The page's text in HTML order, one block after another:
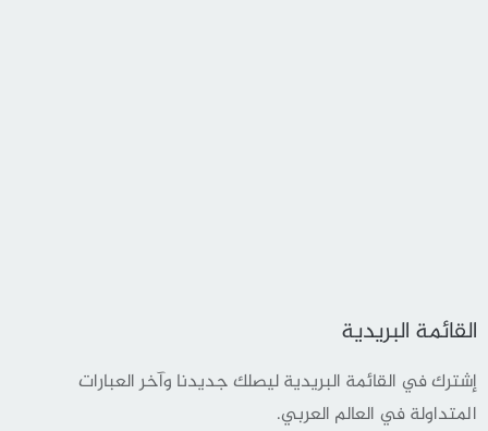
القائمة البريدية
إشترك في القائمة البريدية ليصلك جديدنا وآخر العبارات
المتداولة في العالم العربي.